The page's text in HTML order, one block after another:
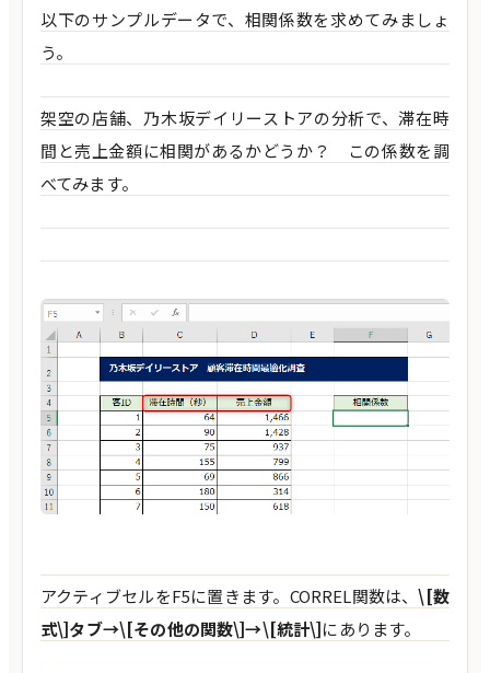
以下のサンプルデータで、相関係数を求めてみましょ
う。
架空の店舗、乃木坂デイリーストアの分析で、滞在時
間と売上金額に相関があるかどうか？ この係数を調
べてみます。
アクティブセルをF5に置きます。CORREL関数は、\[数
式\]タブ→\[その他の関数\]→\[統計\]にあります。